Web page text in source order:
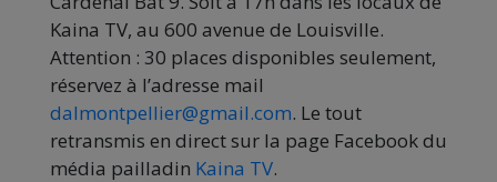
Kaina TV, au 600 avenue de Louisville.
Attention : 30 places disponibles seulement,
réservez à l’adresse mail
dalmontpellier@gmail.com. Le tout
retransmis en direct sur la page Facebook du
média pailladin Kaina TV.